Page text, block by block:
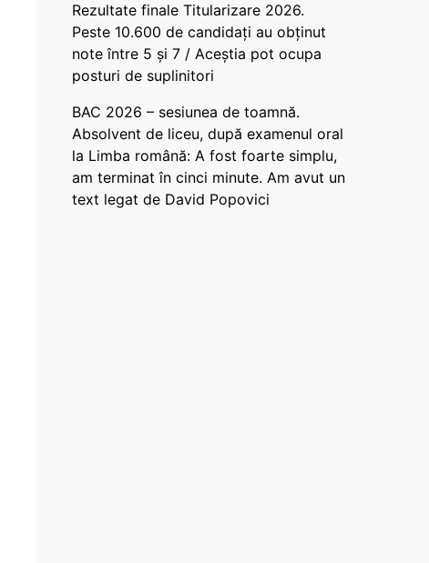
Rezultate finale Titularizare 2026.
Peste 10.600 de candidați au obținut
note între 5 și 7 / Aceștia pot ocupa
posturi de suplinitori
BAC 2026 – sesiunea de toamnă.
Absolvent de liceu, după examenul oral
la Limba română: A fost foarte simplu,
am terminat în cinci minute. Am avut un
text legat de David Popovici